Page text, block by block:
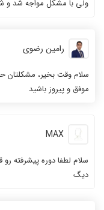
ولی با مشکل مواجه شد و
رامین رضوی
سلام وقت بخیر،
موفق و پیروز باشید
MAX
سلام لطفا دوره پیشرفته
دیگ